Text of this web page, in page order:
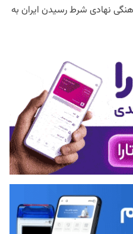
نهادی شرط رسیدن ایران به